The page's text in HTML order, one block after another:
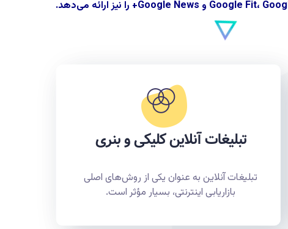
تبلیغات آنلاین کلیکی و بنری
تبلیغات آنلاین به عنوان یکی از روش‌های اصلی
بازاریابی اینترنتی، بسیار مؤثر است.